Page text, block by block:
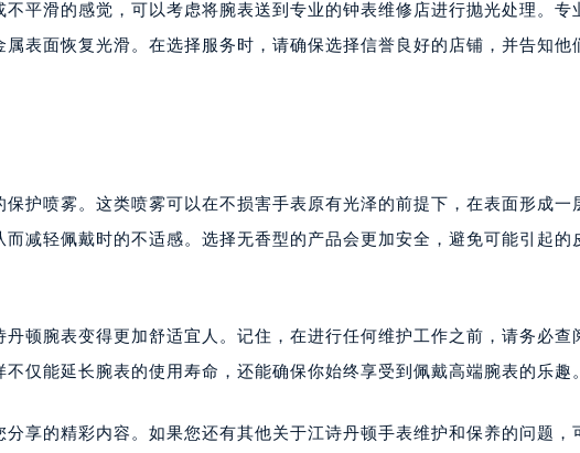
平滑的感觉，可以考虑将腕表送到专业的钟表维修店进行抛光处理。专
表面恢复光滑。在选择服务时，请确保选择信誉良好的店铺，并告知他
护喷雾。这类喷雾可以在不损害手表原有光泽的前提下，在表面形成一
减轻佩戴时的不适感。选择无香型的产品会更加安全，避免可能引起的
顿腕表变得更加舒适宜人。记住，在进行任何维护工作之前，请务必查
仅能延长腕表的使用寿命，还能确保你始终享受到佩戴高端腕表的乐趣。
分享的精彩内容。如果您还有其他关于江诗丹顿手表维护和保养的问题，